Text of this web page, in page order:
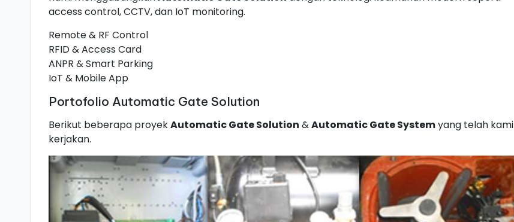
access control, CCTV, dan IoT monitoring.
Remote & RF Control
RFID & Access Card
ANPR & Smart Parking
IoT & Mobile App
Portofolio Automatic Gate Solution
Berikut beberapa proyekAutomatic Gate Solution &Automatic Gate Systemyang telah kami
kerjakan.